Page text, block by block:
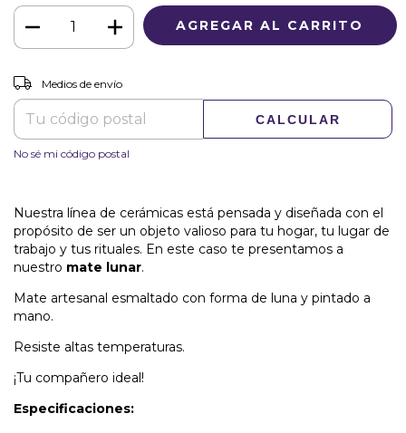
Entregas para el CP:
Medios de envío
CALCULAR
No sé mi código postal
Nuestra línea de cerámicas está pensada y diseñada con el
propósito de ser un objeto valioso para tu hogar, tu lugar de
trabajo y tus rituales. En este caso te presentamos a
nuestro mate lunar.
Mate artesanal esmaltado con forma de luna y pintado a
mano.
Resiste altas temperaturas.
¡Tu compañero ideal!
Especificaciones: